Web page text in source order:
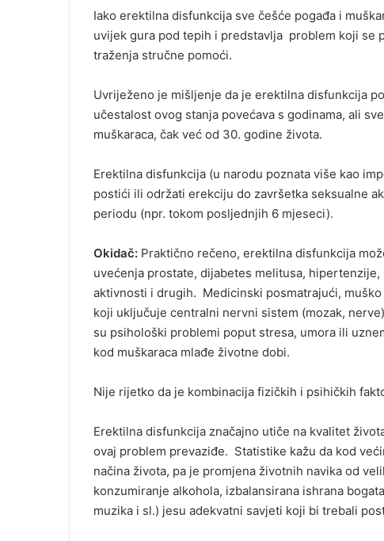
Iako erektilna disfunkcija sve češće pogađa i
uvijek gura pod tepih i predstavlja problem koji se
traženja stručne pomoći.
Uvriježeno je mišljenje da je erektilna disfunkcija
učestalost ovog stanja povećava s godinama, ali
muškaraca, čak već od 30. godine života.
Erektilna disfunkcija (u narodu poznata više kao
postići ili održati erekciju do završetka seksualne
periodu (npr. tokom posljednjih 6 mjeseci).
Okidač: Praktično rečeno, erektilna disfunkcija
uvećenja prostate, dijabetes melitusa,
aktivnosti i drugih. Medicinski posmatrajući,
koji uključuje centralni nervni sistem (mozak,
su psihološki problemi poput stresa, umora ili
kod muškaraca mlađe životne dobi.
Nije rijetko da je kombinacija fizičkih i psihičkih
Erektilna disfunkcija značajno utiče na kvalitet
ovaj problem prevaziđe. Statistike kažu da kod
načina života, pa je promjena životnih navika od
konzumiranje alkohola, izbalansirana ishrana
muzika i sl.) jesu adekvatni savjeti koji bi trebali